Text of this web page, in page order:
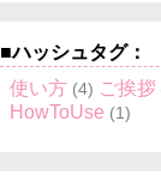
■ハッシュタグ：
使い方 (4) ご挨拶
HowToUse (1)